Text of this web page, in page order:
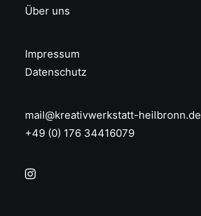
Über uns
Impressum
Datenschutz
mail@kreativwerkstatt-heilbronn.de
+49 (0) 176 34416079